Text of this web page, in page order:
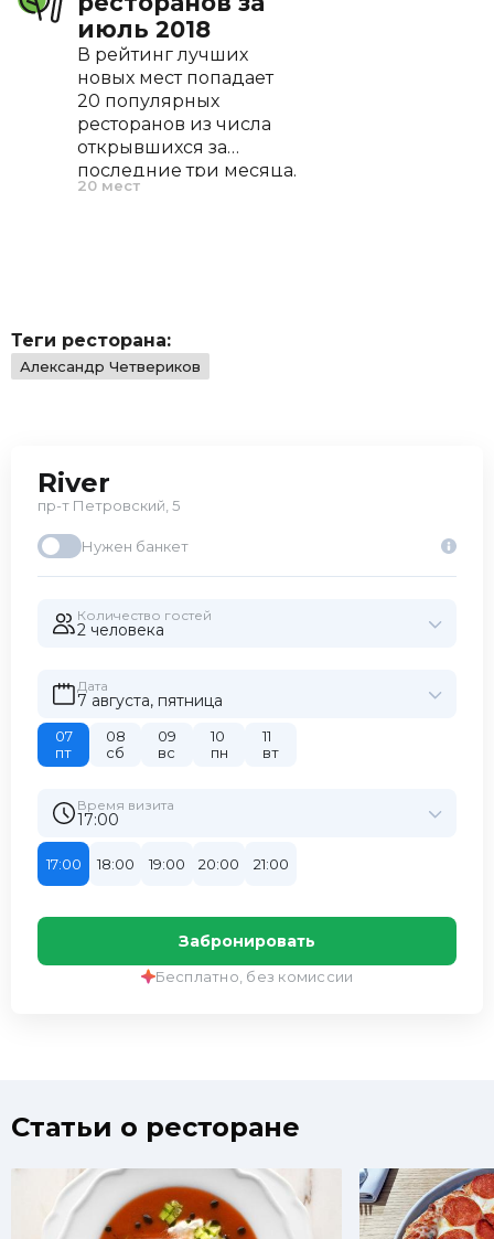
июль 2018
В рейтинг лучших
новых мест попадает
20 популярных
ресторанов из числа
открывшихся за
последние три месяца.
По нашему опыту, это
поклонников.
20 мест
Теги ресторана:
Александр Четвериков
River
пр-т Петровский, 5
Нужен банкет
Количество гостей
2 человекa
Дата
7 августа, пятница
07
пт
08
сб
09
вс
10
пн
11
вт
Время визита
17:00
17:00 18:00 19:00 20:00 21:00
Забронировать
Бесплатно, без комиссии
Статьи о ресторане